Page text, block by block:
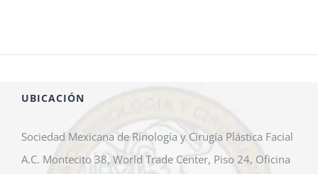
UBICACIÓN
Sociedad Mexicana de Rinología y Cirugía Plástica Facial
A.C. Montecito 38, World Trade Center, Piso 24, Oficina